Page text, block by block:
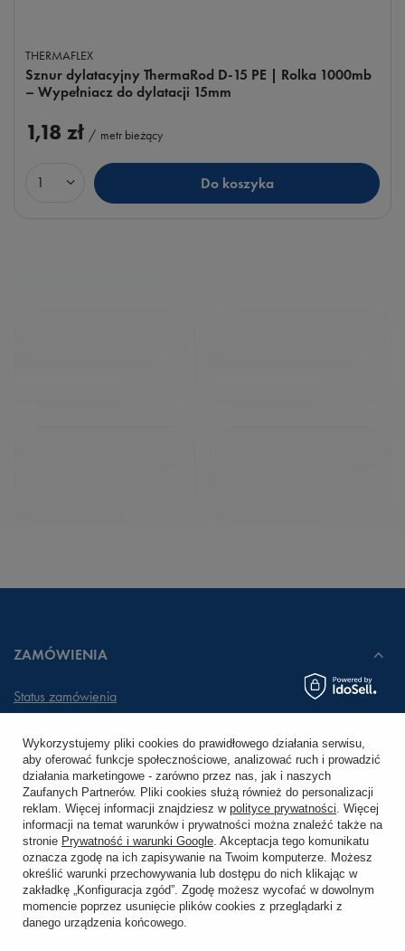
THERMAFLEX
Sznur dylatacyjny ThermaRod D-15 PE | Rolka 1000mb
– Wypełniacz do dylatacji 15mm
1,18 zł / metr bieżący
Ilość produktów Do koszyka
ZAMÓWIENIA
Status zamówienia
Chcę zareklamować produkt
Chcę zwrócić produkt
Chcę wymienić towar
KONTO
Wykorzystujemy pliki cookies do prawidłowego działania serwisu,
aby oferować funkcje społecznościowe, analizować ruch i prowadzić
działania marketingowe - zarówno przez nas, jak i naszych
Zaufanych Partnerów. Pliki cookies służą również do personalizacji
reklam. Więcej informacji znajdziesz w polityce prywatności. Więcej
informacji na temat warunków i prywatności można znaleźć także na
stronie Prywatność i warunki Google. Akceptacja tego komunikatu
oznacza zgodę na ich zapisywanie na Twoim komputerze. Możesz
określić warunki przechowywania lub dostępu do nich klikając w
zakładkę „Konfiguracja zgód”. Zgodę możesz wycofać w dowolnym
momencie poprzez usunięcie plików cookies z przeglądarki z
danego urządzenia końcowego.